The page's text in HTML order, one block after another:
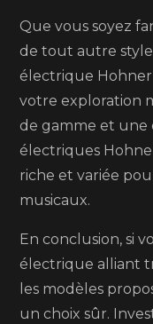
Que vous soyez
de tout autre
électrique Hohner
votre exploration
de gamme et une
électriques
riche et variée
musicaux.
En conclusion, si
électrique alliant
les modèles
un choix sûr.